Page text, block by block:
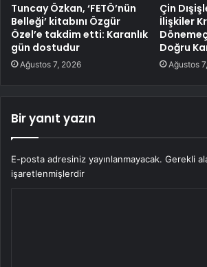
Tuncay Özkan, ‘FETÖ’nün
Belleği’ kitabını Özgür
Özel’e takdim etti: Karanlık
gün dostudur
Ağustos 7, 2026
Çin
İlişkiler
Doğru
Ağustos
Bir yanıt yazın
E-posta adresiniz yayınlanmayacak. Gerekli
işaretlenmişlerdir